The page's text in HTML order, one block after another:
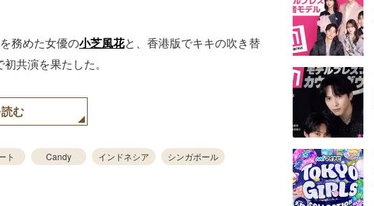
務めた女優の小芝風花と、香港版でキキの吹き替
共演を果たした。
む
ト Candy インドネシア
シンガポール